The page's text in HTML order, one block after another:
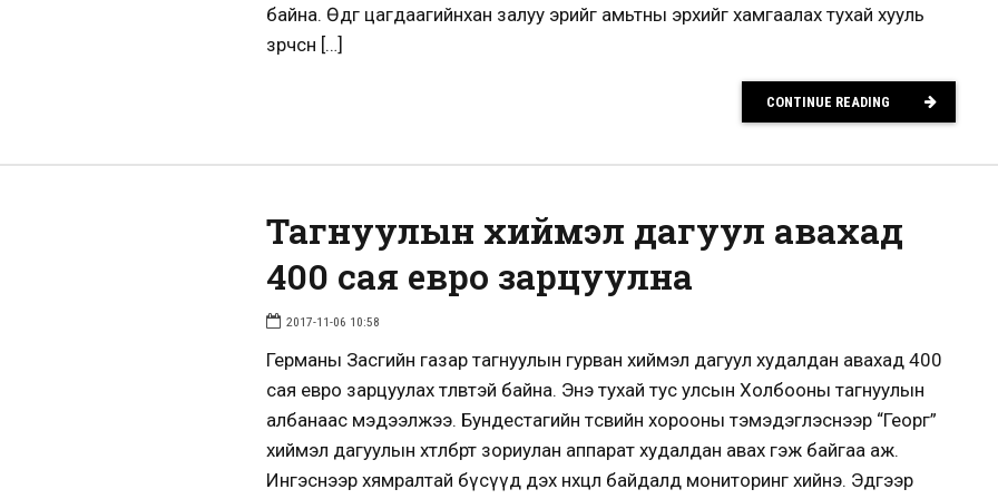
байна. Өдгөө цагдаагийнхан залуу эрийг амьтны эрхийг хамгаалах тухай хууль
зөрчсөн […]
CONTINUE READING
Тагнуулын хиймэл дагуул авахад
400 сая евро зарцуулна
2017-11-06 10:58
Германы Засгийн газар тагнуулын гурван хиймэл дагуул худалдан авахад 400
сая евро зарцуулах төлөвтэй байна. Энэ тухай тус улсын Холбооны тагнуулын
албанаас мэдээлжээ. Бундестагийн төсвийн хорооны тэмэдэглэснээр “Георг”
хиймэл дагуулын хөтөлбөрт зориулан аппарат худалдан авах гэж байгаа аж.
Ингэснээр хямралтай бүсүүд дэх нөхцөл байдалд мониторинг хийнэ. Эдгээр